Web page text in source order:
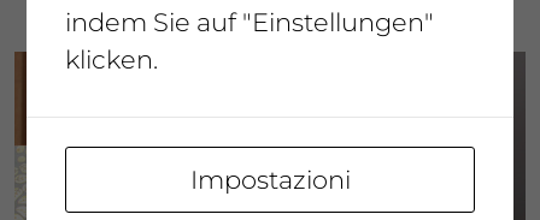
indem Sie auf "Einstellungen"
klicken.
Impostazioni